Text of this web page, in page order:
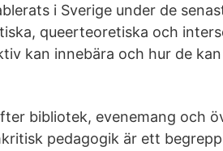
i Sverige under de
queerteoretiska och
kan innebära och hur de
bibliotek, evenemang och
pedagogik är ett